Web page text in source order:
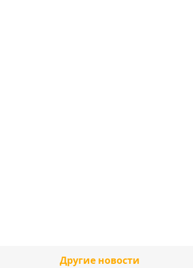
Другие новости